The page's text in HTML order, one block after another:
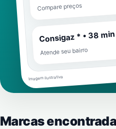
Compare preços
Consigaz * • 38 min
Atende seu bairro
Imagem ilustrativa
Marcas